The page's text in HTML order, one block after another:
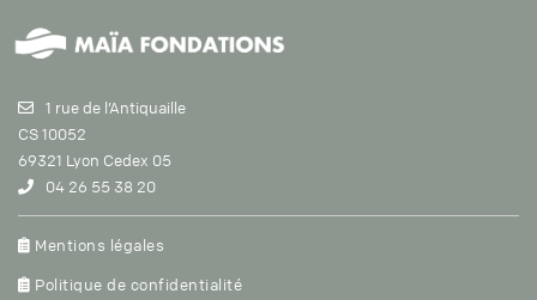
1 rue de l’Antiquaille
CS 10052
69321 Lyon Cedex 05
04 26 55 38 20
Mentions légales
Politique de confidentialité